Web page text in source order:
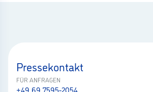
Pressekontakt
FÜR ANFRAGEN
+49 69 7595-2054